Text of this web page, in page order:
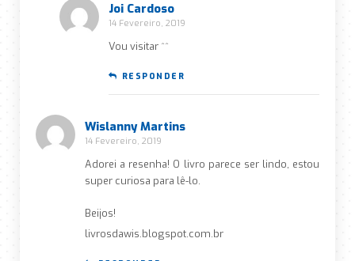
Joi Cardoso
14 Fevereiro, 2019
Vou visitar ^^
RESPONDER
Wislanny Martins
14 Fevereiro, 2019
Adorei a resenha! O livro parece ser lindo, estou
super curiosa para lê-lo.
Beijos!
livrosdawis.blogspot.com.br